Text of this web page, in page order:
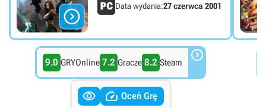
 Data wydania:27 czerwca 2001
9.0 GRYOnline 7.2 Gracze 8.2 Steam 
  Oceń Grę